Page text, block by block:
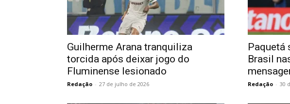
Guilherme Arana tranquiliza
torcida após deixar jogo do
Fluminense lesionado
Redação - 27 de julho de 2026
Paquetá
Brasil
Redação - 30